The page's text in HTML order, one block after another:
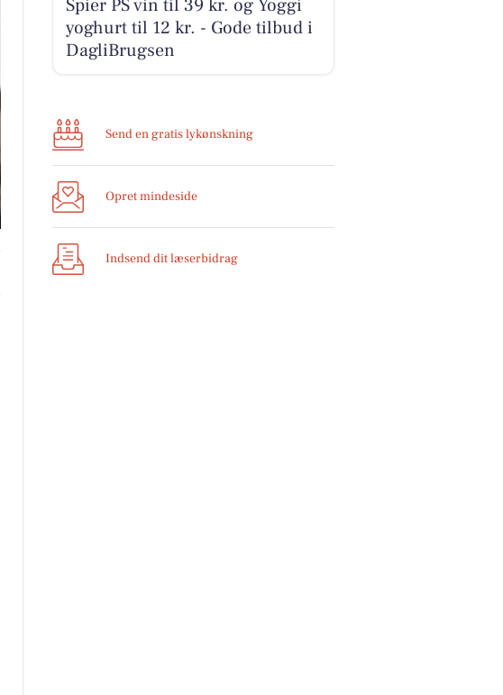
Spier PS vin til 39 kr. og Yoggi
yoghurt til 12 kr. - Gode tilbud i
DagliBrugsen
Send en gratis lykønskning
Opret mindeside
Indsend dit læserbidrag